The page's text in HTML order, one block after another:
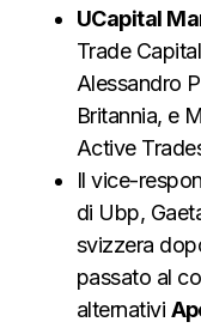
UCapital
Trade
Alessandro
Britannia, e
Active
Il vice-
di Ubp,
svizzera
passato al
alternativi